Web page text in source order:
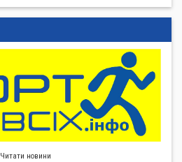
Читати новини